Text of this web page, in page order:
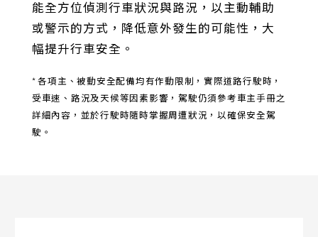
能全方位偵測行車狀況與路況，以主動輔助
或警示的方式，降低意外發生的可能性，大
幅提升行車安全。
* 各項主、被動安全配備均有作動限制，實際道路行駛時，
受車速、路況及天候等因素影響，駕駛仍須參考車主手冊之
詳細內容，並於行駛時隨時掌握周遭狀況，以確保安全駕
駛。